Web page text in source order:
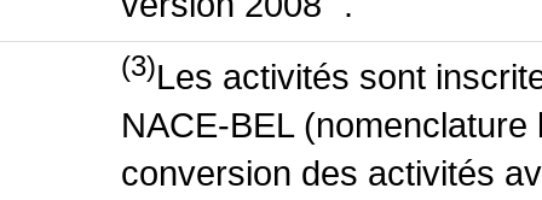
(3)Les activités sont
NACE-BEL
conversion des activités